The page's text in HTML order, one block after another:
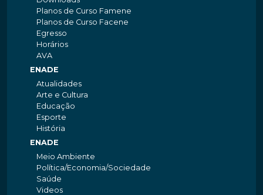
Planos de Curso Famene
Planos de Curso Facene
Egresso
Horários
AVA
ENADE
Atualidades
Arte e Cultura
Educação
Esporte
História
ENADE
Meio Ambiente
Política/Economia/Sociedade
Saúde
Videos